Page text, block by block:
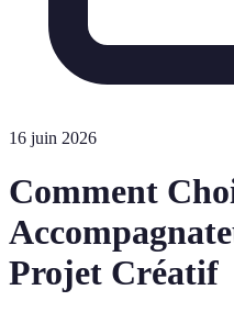
16 juin 2026
Comment
Projet Créatif